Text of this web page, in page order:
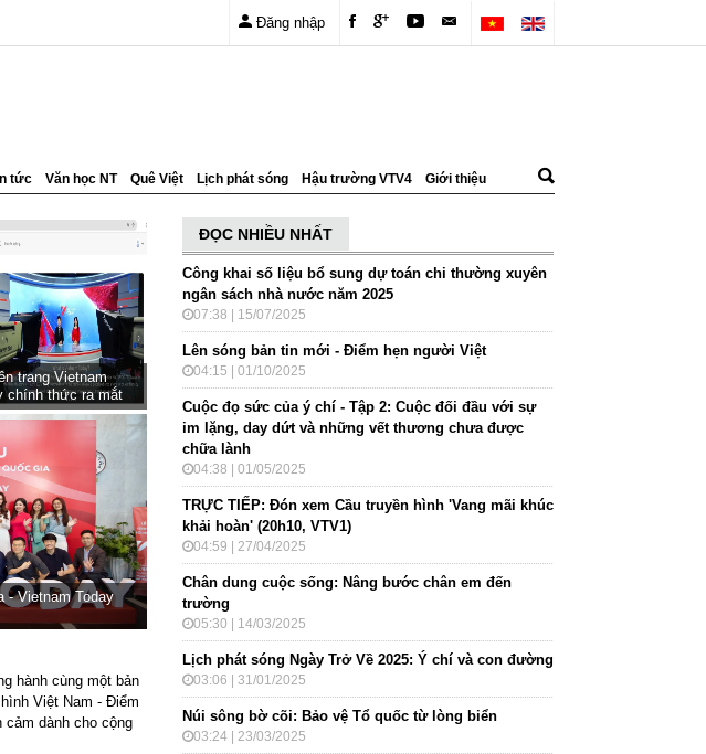
Đăng nhập
tức Văn học NT Quê Việt Lịch phát sóng Hậu trường VTV4 Giới thiệu
trang Vietnam
chính thức ra mắt
- Vietnam Today
hành cùng một bản
Việt Nam - Điểm
dành cho cộng
ĐỌC NHIỀU NHẤT
Công khai số liệu bổ sung dự toán chi thường xuyên
ngân sách nhà nước năm 2025
07:38 | 15/07/2025
Lên sóng bản tin mới - Điểm hẹn người Việt
04:15 | 01/10/2025
Cuộc đọ sức của ý chí - Tập 2: Cuộc đối đầu với sự
im lặng, day dứt và những vết thương chưa được
chữa lành
04:38 | 01/05/2025
TRỰC TIẾP: Đón xem Cầu truyền hình 'Vang mãi khúc
khải hoàn' (20h10, VTV1)
04:59 | 27/04/2025
Chân dung cuộc sống: Nâng bước chân em đến
trường
05:30 | 14/03/2025
Lịch phát sóng Ngày Trở Về 2025: Ý chí và con đường
03:06 | 31/01/2025
Núi sông bờ cõi: Bảo vệ Tổ quốc từ lòng biển
03:24 | 23/03/2025